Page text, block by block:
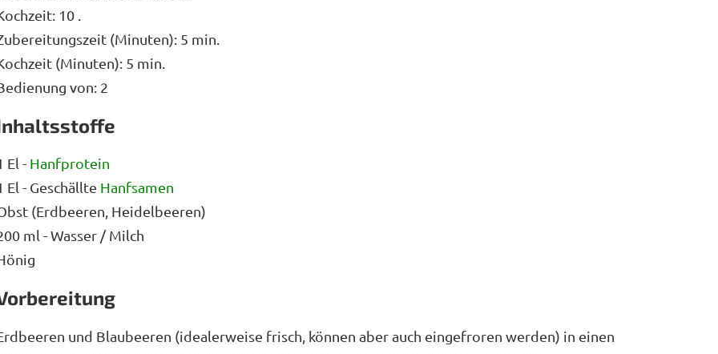
10 .
(Minuten): 5 min.
(Minuten): 5 min.
von: 2
El - Hanfprotein
El - Geschällte Hanfsamen
(Erdbeeren, Heidelbeeren)
ml - Wasser / Milch
und Blaubeeren (idealerweise frisch, können aber auch eingefroren werden) in einen